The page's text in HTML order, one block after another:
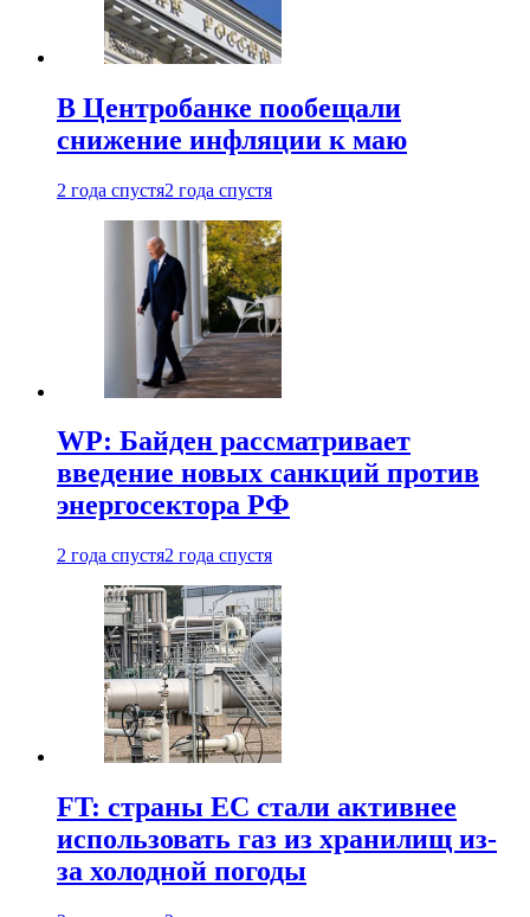
В Центробанке пообещали
снижение инфляции к маю
2 года спустя2 года спустя
WP: Байден рассматривает
введение новых санкций против
энергосектора РФ
2 года спустя2 года спустя
FT: страны ЕС стали активнее
использовать газ из хранилищ из-
за холодной погоды